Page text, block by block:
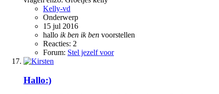
Kelly-vd
Onderwerp
15 jul 2016
hallo ik ben ik ben voorstellen
Reacties: 2
Forum: Stel jezelf voor
Hallo:)